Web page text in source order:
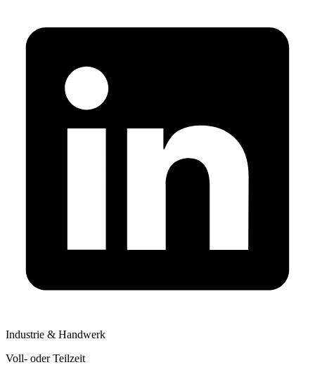
Industrie & Handwerk
Voll- oder Teilzeit